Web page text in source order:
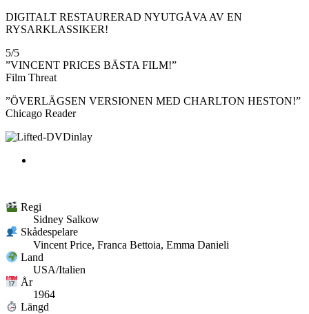
DIGITALT RESTAURERAD NYUTGÅVA AV EN
RYSARKLASSIKER!
5/5
”VINCENT PRICES BÄSTA FILM!”
Film Threat
”ÖVERLÄGSEN VERSIONEN MED CHARLTON HESTON!”
Chicago Reader
Regi
Sidney Salkow
Skådespelare
Vincent Price, Franca Bettoia, Emma Danieli
Land
USA/Italien
År
1964
Längd